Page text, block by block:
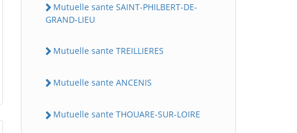
Mutuelle sante SAINT-PHILBERT-DE-
GRAND-LIEU
Mutuelle sante TREILLIERES
Mutuelle sante ANCENIS
Mutuelle sante THOUARE-SUR-LOIRE